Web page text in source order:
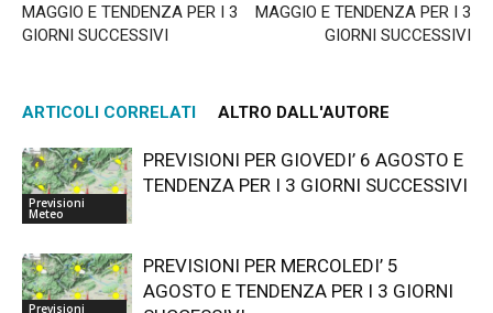
MAGGIO E TENDENZA PER I 3
GIORNI SUCCESSIVI
MAGGIO E TENDENZA PER I 3
GIORNI SUCCESSIVI
ARTICOLI CORRELATI ALTRO DALL'AUTORE
Previsioni
Meteo
PREVISIONI PER GIOVEDI’ 6 AGOSTO E
TENDENZA PER I 3 GIORNI SUCCESSIVI
Previsioni
PREVISIONI PER MERCOLEDI’ 5
AGOSTO E TENDENZA PER I 3 GIORNI